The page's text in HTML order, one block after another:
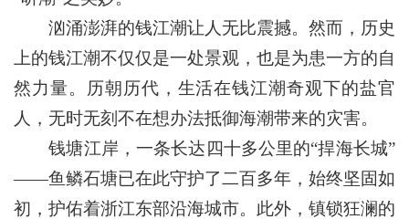
汹涌澎湃的钱江潮让人无比震撼。然而，历史
上的钱江潮不仅仅是一处景观，也是为患一方的自
然力量。历朝历代，生活在钱江潮奇观下的盐官
人，无时无刻不在想办法抵御海潮带来的灾害。
钱塘江岸，一条长达四十多公里的“捍海长城”
——鱼鳞石塘已在此守护了二百多年，始终坚固如
初，护佑着浙江东部沿海城市。此外，镇锁狂澜的